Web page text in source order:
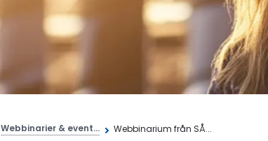
Webbinarier & event... Webbinarium från SÅ...